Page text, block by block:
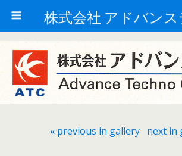
株式会社 アドバンス
« previous in gallery next in